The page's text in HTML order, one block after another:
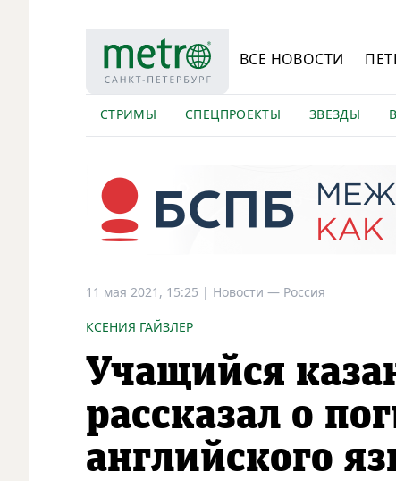
ВСЕ НОВОСТИ
СТРИМЫ СПЕЦПРОЕКТЫ ЗВЕЗДЫ
11 мая 2021, 15:25 | Новости — Россия
КСЕНИЯ ГАЙЗЛЕР
Учащийся
рассказал о
английского